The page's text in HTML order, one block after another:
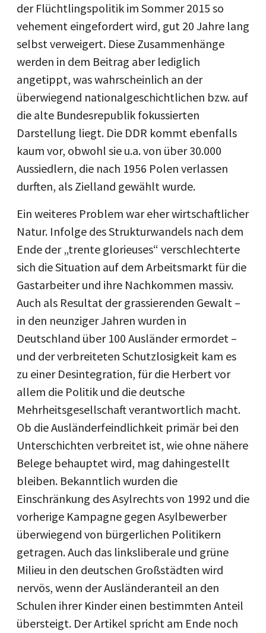
der Flüchtlingspolitik im Sommer 2015 so
vehement eingefordert wird, gut 20 Jahre lang
selbst verweigert. Diese Zusammenhänge
werden in dem Beitrag aber lediglich
angetippt, was wahrscheinlich an der
überwiegend nationalgeschichtlichen bzw. auf
die alte Bundesrepublik fokussierten
Darstellung liegt. Die DDR kommt ebenfalls
kaum vor, obwohl sie u.a. von über 30.000
Aussiedlern, die nach 1956 Polen verlassen
durften, als Zielland gewählt wurde.
Ein weiteres Problem war eher wirtschaftlicher
Natur. Infolge des Strukturwandels nach dem
Ende der „trente glorieuses“ verschlechterte
sich die Situation auf dem Arbeitsmarkt für die
Gastarbeiter und ihre Nachkommen massiv.
Auch als Resultat der grassierenden Gewalt –
in den neunziger Jahren wurden in
Deutschland über 100 Ausländer ermordet –
und der verbreiteten Schutzlosigkeit kam es
zu einer Desintegration, für die Herbert vor
allem die Politik und die deutsche
Mehrheitsgesellschaft verantwortlich macht.
Ob die Ausländerfeindlichkeit primär bei den
Unterschichten verbreitet ist, wie ohne nähere
Belege behauptet wird, mag dahingestellt
bleiben. Bekanntlich wurden die
Einschränkung des Asylrechts von 1992 und die
vorherige Kampagne gegen Asylbewerber
überwiegend von bürgerlichen Politikern
getragen. Auch das linksliberale und grüne
Milieu in den deutschen Großstädten wird
nervös, wenn der Ausländeranteil an den
Schulen ihrer Kinder einen bestimmten Anteil
übersteigt. Der Artikel spricht am Ende noch